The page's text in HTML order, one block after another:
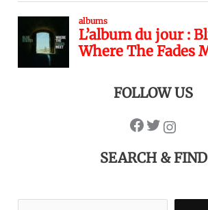
FOLLOW US
SEARCH & FIND